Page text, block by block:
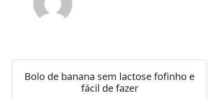
Bolo de banana sem lactose fofinho e
fácil de fazer